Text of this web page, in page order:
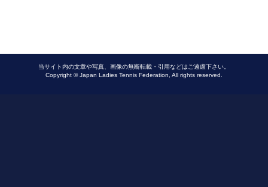
当サイト内の文章や写真、画像の無断転載・引用などはご遠慮下さい。
Copyright © Japan Ladies Tennis Federation, All rights reserved.